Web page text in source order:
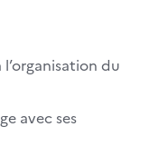
du
avec ses